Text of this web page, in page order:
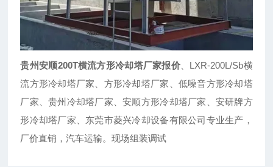
贵州安顺200T横流方形冷却塔厂家报价、LXR-200L/Sb横
流方形冷却塔厂家、方形冷却塔厂家、低噪音方形冷却塔
厂家、贵州冷却塔厂家、安顺方形冷却塔厂家、安研牌方
形冷却塔厂家、东莞市菱兴冷却设备有限公司专业生产，
厂价直销，汽车运输。现场组装调试